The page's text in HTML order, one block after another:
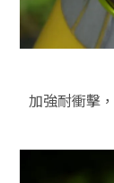
加強耐衝擊